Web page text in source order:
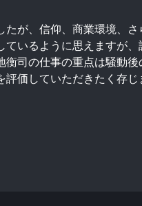
が、信仰、商業環境、
いるように思えますが
司の仕事の重点は騒動
価していただきたく存